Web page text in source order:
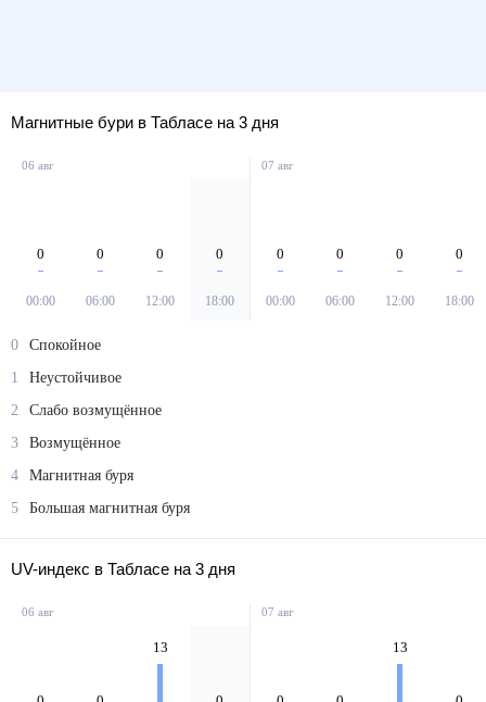
Магнитные бури в Табласе на 3 дня
06 авг
0
00:00
0
06:00
0
12:00
0
18:00
07 авг
0
00:00
0
06:00
0
12:00
0
18:00
0
Спокойное
1
Неустойчивое
2
Слабо возмущённое
3
Возмущённое
4
Магнитная буря
5
Большая магнитная буря
UV-индекс в Табласе на 3 дня
06 авг
13
07 авг
13